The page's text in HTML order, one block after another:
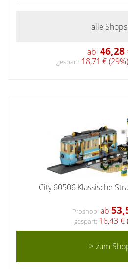
alle Shops:
ab 46,28
gespart: 18,71 €
City 60506 Klassische
Proshop: ab
gespart: 16,43 €
> zum